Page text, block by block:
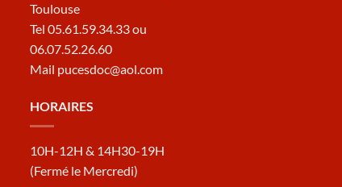
Toulouse
Tel 05.61.59.34.33 ou
06.07.52.26.60
Mail pucesdoc@aol.com
HORAIRES
10H-12H & 14H30-19H
(Fermé le Mercredi)